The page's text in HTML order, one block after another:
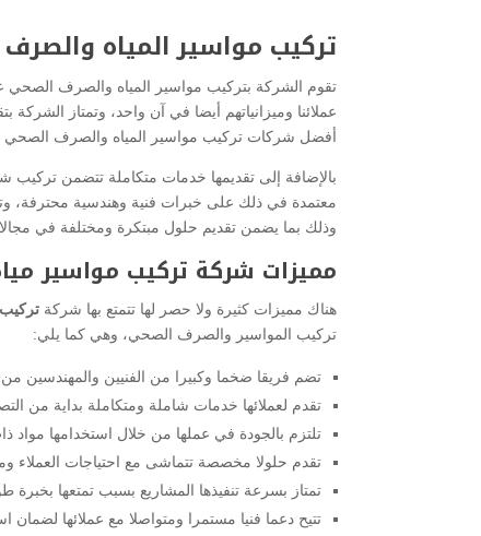
تركيب مواسير المياه والصرف
تقوم الشركة بتركيب مواسير المياه والصرف الصحي
عملائنا وميزانياتهم أيضا في آن واحد، وتمتاز
أفضل شركات تركيب مواسير المياه والصرف الصحي
بالإضافة إلى تقديمها خدمات متكاملة تتضمن
معتمدة في ذلك على خبرات فنية وهندسية محترفة،
وذلك بما يضمن تقديم حلول مبتكرة ومختلفة في
مميزات شركة تركيب مواسير
هناك مميزات كثيرة ولا حصر لها تتمتع بها شركة
تركيب المواسير والصرف الصحي، وهي كما يلي:
تضم فريقا ضخما وكبيرا من الفنيين والمهندسين
تقدم لعملائها خدمات شاملة ومتكاملة بداية من
تلتزم بالجودة في عملها من خلال استخدامها مواد
تقدم حلولا مخصصة تتماشى مع احتياجات العملاء
تمتاز بسرعة تنفيذها المشاريع بسبب تمتعها بخبرة
تتيح دعما فنيا مستمرا ومتواصلا مع عملائها